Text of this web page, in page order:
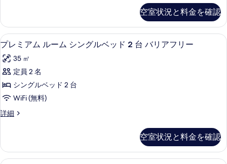
真
を
表
示
す
る
ビ
ュ
ー
の
す
べ
て
の
真
を
ビ
ュ
ー
の
詳
細
ン
グ
ベ
ッ
ド
1
台
シ
ュ
ム
ル
ー
キ
ン
ベ
ッ
1
ビ
ュ
空室状況と料金を確認
プ
レ
ミ
ア
ム
ル
ー
シ
ン
高級寝具、ミニバー、セーフティボ
5
プレミアム ルーム シングルベッド 2 台 バリアフリー
35 ㎡
定員 2 名
シングルベッド 2 台
WiFi (無料)
詳細
プ
ム
ル
空室状況と料金を確認
高級寝具、ミニバー、セーフティボ